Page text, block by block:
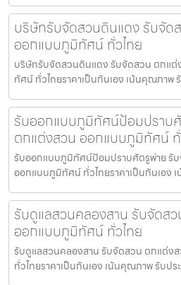
บริษัทรับจัดสวนดินแดง รับจัด
ออกแบบภูมิทัศน์ ทั่วไทย
บริษัทรับจัดสวนดินแดง รับจัดสวน ตกแ
ทัศน์ ทั่วไทยราคาเป็นกันเอง เน้นคุณภาพ
รับออกแบบภูมิทัศน์ป้อมปราบ
ตกแต่งสวน ออกแบบภูมิทัศน์ ทั่
รับออกแบบภูมิทัศน์ป้อมปราบศัตรูพ่าย รั
ออกแบบภูมิทัศน์ ทั่วไทยราคาเป็นกันเอง
รับดูแลสวนคลองสาน รับจัดส
ออกแบบภูมิทัศน์ ทั่วไทย
รับดูแลสวนคลองสาน รับจัดสวน ตกแต่
ทั่วไทยราคาเป็นกันเอง เน้นคุณภาพ รับป